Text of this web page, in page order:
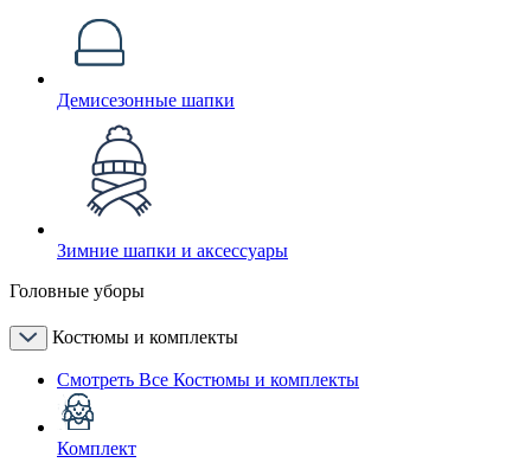
Демисезонные шапки
Зимние шапки и аксессуары
Головные уборы
Костюмы и комплекты
Смотреть Все Костюмы и комплекты
Комплект